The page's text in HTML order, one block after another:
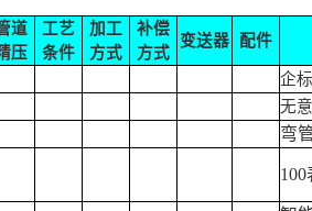
道
压
工艺
条件
加工
方式
补偿
方式
变送器 配件
企标
无
弯
100